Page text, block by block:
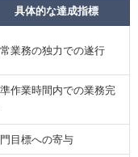
具体的な達成指標
業務の独力での遂行
作業時間内での業務完
目標への寄与